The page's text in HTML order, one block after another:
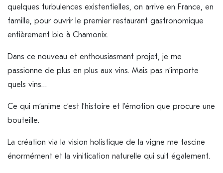
quelques turbulences existentielles, on arrive en France, en
famille, pour ouvrir le premier restaurant gastronomique
entièrement bio à Chamonix.
Dans ce nouveau et enthousiasmant projet, je me
passionne de plus en plus aux vins. Mais pas n’importe
quels vins…
Ce qui m’anime c’est l’histoire et l’émotion que procure une
bouteille.
La création via la vision holistique de la vigne me fascine
énormément et la vinification naturelle qui suit également.